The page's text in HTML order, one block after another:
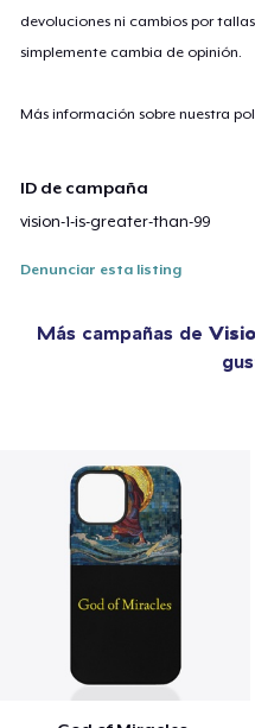
devoluciones ni cambios por
simplemente cambia de opinión.
Más información sobre nuestra
ID de campaña
vision-1-is-greater-than-99
Denunciar esta listing
Más campañas de